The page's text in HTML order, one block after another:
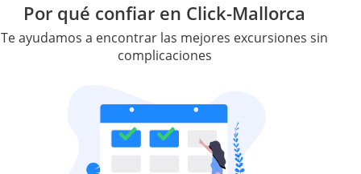
Por qué confiar en Click-Mallorca
Te ayudamos a encontrar las mejores excursiones sin
complicaciones